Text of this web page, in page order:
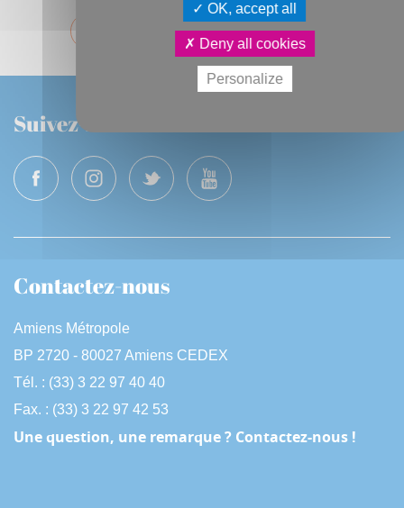
PRÉCÉDENT SUIVANT
Suivez-nous
Contactez-nous
Amiens Métropole
BP 2720 - 80027 Amiens CEDEX
Tél. : (33) 3 22 97 40 40
Fax. : (33) 3 22 97 42 53
Une question, une remarque ? Contactez-nous !
OK, accept all
Deny all cookies
Personalize